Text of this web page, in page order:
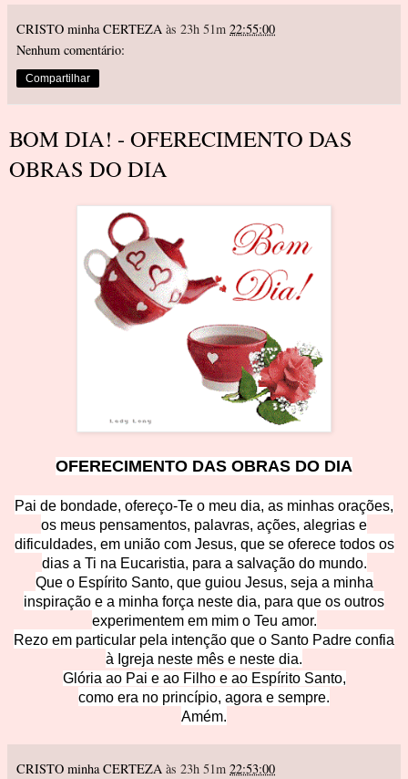
CRISTO minha CERTEZA às 23h 51m 22:55:00
Nenhum comentário:
Compartilhar
BOM DIA! - OFERECIMENTO DAS
OBRAS DO DIA
OFERECIMENTO DAS OBRAS DO DIA
Pai de bondade, ofereço-Te o meu dia, as minhas orações,
os meus pensamentos, palavras, ações, alegrias e
dificuldades, em união com Jesus, que se oferece todos os
dias a Ti na Eucaristia, para a salvação do mundo.
Que o Espírito Santo, que guiou Jesus, seja a minha
inspiração e a minha força neste dia, para que os outros
experimentem em mim o Teu amor.
Rezo em particular pela intenção que o Santo Padre confia
à Igreja neste mês e neste dia.
Glória ao Pai e ao Filho e ao Espírito Santo,
como era no princípio, agora e sempre.
Amém.
CRISTO minha CERTEZA às 23h 51m 22:53:00